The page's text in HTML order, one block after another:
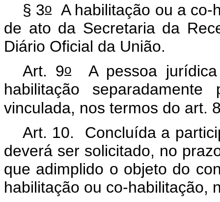
§ 3oA habilitação ou a co-
de ato da Secretaria da
Diário Oficial da União.
Art. 9oA pessoa jurídica
habilitação
vinculada, nos termos do art.
Art. 10. Concluída a
deverá ser solicitado, no
que adimplido o objeto do
habilitação ou co-habilitação,